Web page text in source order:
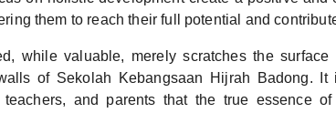
them to reach their full potential and
while valuable, merely scratches the
of Sekolah Kebangsaan Hijrah Badong. It
teachers, and parents that the true essence